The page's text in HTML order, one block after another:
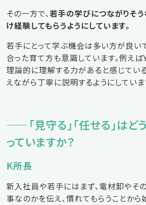
その一方で、若手の学びにつながりそ
け経験してもらうようにしています。
若手にとって学ぶ機会は多い方が良い
合った育て方も意識しています。例えば
理論的に理解する力があると感じてい
えながら丁寧に説明するようにしていま
——「見守る」「任せる」はど
っていますか？
K所長
新入社員や若手にはまず、電材卸やそ
事なのかを伝え、慣れてもらうことから